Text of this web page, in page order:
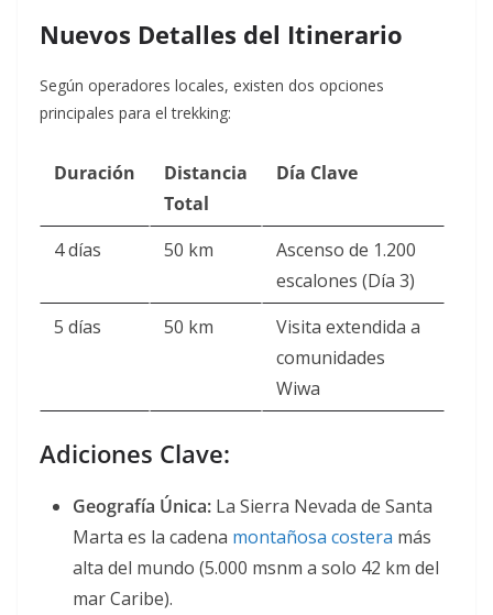
Nuevos Detalles del Itinerario
Según operadores locales, existen dos opciones
principales para el trekking:
Duración
Distancia
Total
Día Clave
4 días 50 km
Ascenso de 1.200
escalones (Día 3)
5 días
50 km
Visita extendida a
comunidades
Wiwa
Adiciones Clave:
Geografía Única: La Sierra Nevada de Santa
Marta es la cadena montañosa costera más
alta del mundo (5.000 msnm a solo 42 km del
mar Caribe).